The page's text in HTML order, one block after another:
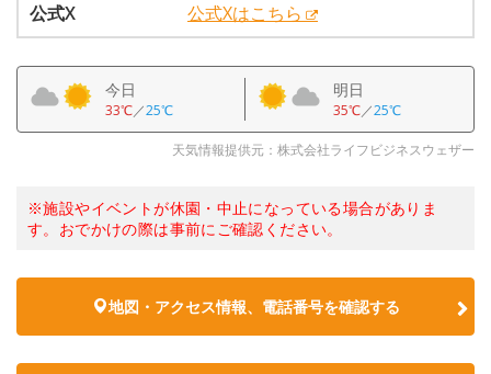
公式X
公式Xはこちら
今日
33℃／25℃
明日
35℃／25℃
天気情報提供元：株式会社ライフビジネスウェザー
※施設やイベントが休園・中止になっている場合がありま
す。おでかけの際は事前にご確認ください。
地図・アクセス情報、電話番号を確認する